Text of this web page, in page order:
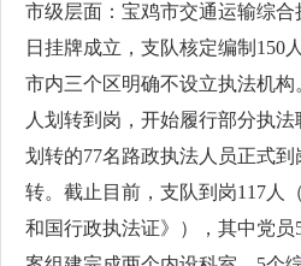
市级层面：宝鸡市交通运输综合
日挂牌成立，支队核定编制150
市内三个区明确不设立执法机构
人划转到岗，开始履行部分执
划转的77名路政执法人员正式
转。截止目前，支队到岗117人
和国行政执法证》），其中党员